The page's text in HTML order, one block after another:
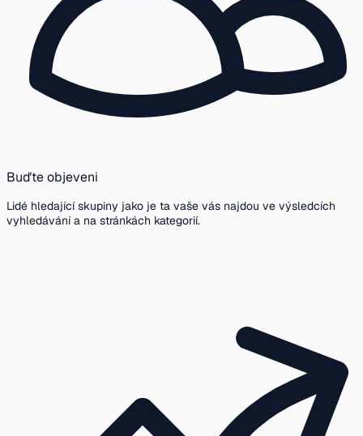
Buďte objeveni
Lidé hledající skupiny jako je ta vaše vás najdou ve výsledcích
vyhledávání a na stránkách kategorií.